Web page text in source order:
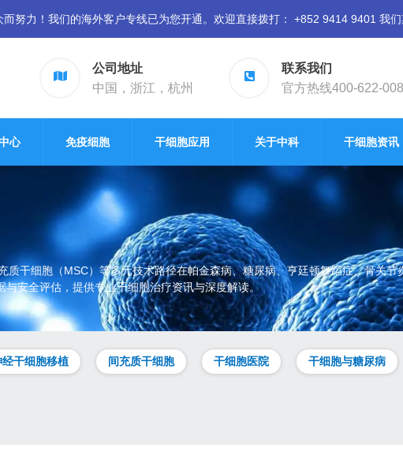
努力！我们的海外客户专线已为您开通。欢迎直接拨打： +852 9414 9401 我们
公司地址
中国，浙江，杭州
联系我们
官方热线400-622-
心 免疫细胞 干细胞应用 关于中科 干细胞资讯
干细胞（MSC）等多元技术路径在帕金森病、糖尿病、亨廷顿舞蹈症、骨关
安全评估，提供专业干细胞治疗资讯与深度解读。
经干细胞移植 间充质干细胞 干细胞医院 干细胞与糖尿病